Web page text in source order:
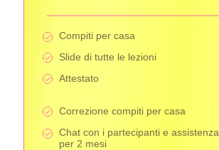
Compiti per casa
Slide di tutte le lezioni
Attestato
Correzione compiti per casa
Chat con i partecipanti e assistenza
per 2 mesi